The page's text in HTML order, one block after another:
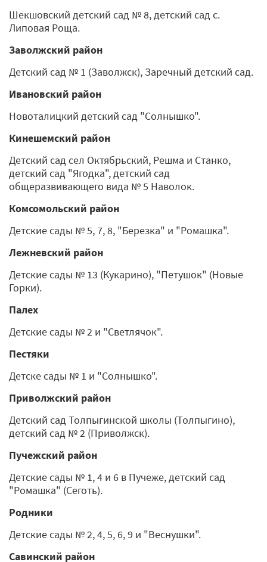
Шекшовский детский сад № 8, детский сад с.
Липовая Роща.
Заволжский район
Детский сад № 1 (Заволжск), Заречный детский сад.
Ивановский район
Новоталицкий детский сад "Солнышко".
Кинешемский район
Детский сад сел Октябрьский, Решма и Станко,
детский сад "Ягодка", детский сад
общеразвивающего вида № 5 Наволок.
Комсомольский район
Детские сады № 5, 7, 8, "Березка" и "Ромашка".
Лежневский район
Детские сады № 13 (Кукарино), "Петушок" (Новые
Горки).
Палех
Детские сады № 2 и "Светлячок".
Пестяки
Детске сады № 1 и "Солнышко".
Приволжский район
Детский сад Толпыгинской школы (Толпыгино),
детский сад № 2 (Приволжск).
Пучежский район
Детские сады № 1, 4 и 6 в Пучеже, детский сад
"Ромашка" (Сеготь).
Родники
Детские сады № 2, 4, 5, 6, 9 и "Веснушки".
Савинский район